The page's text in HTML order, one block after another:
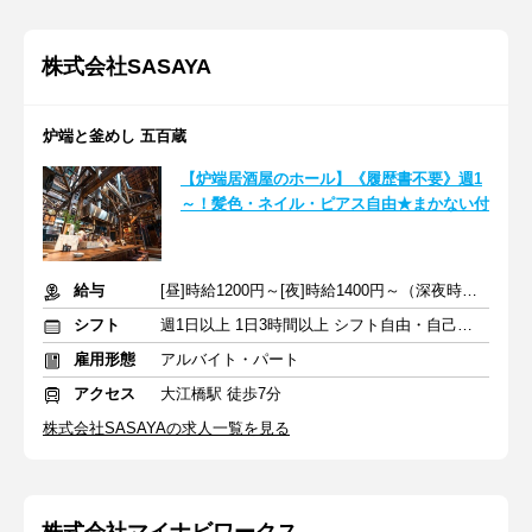
株式会社SASAYA
炉端と釜めし 五百蔵
【炉端居酒屋のホール】《履歴書不要》週1
～！髪色・ネイル・ピアス自由★まかない付
給与
[昼]時給1200円～[夜]時給1400円～（深夜時給25％UP）+交通費
シフト
週1日以上 1日3時間以上 シフト自由・自己申告
雇用形態
アルバイト・パート
アクセス
大江橋駅 徒歩7分
株式会社SASAYAの求人一覧を見る